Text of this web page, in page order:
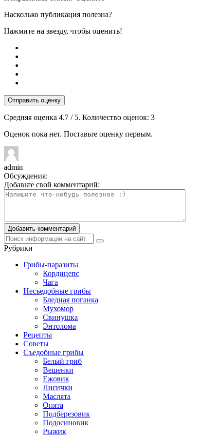
Насколько публикация полезна?
Нажмите на звезду, чтобы оценить!
Отправить оценку
Средняя оценка 4.7 / 5. Количество оценок: 3
Оценок пока нет. Поставьте оценку первым.
admin
Обсуждения:
Добавьте свой комментарий:
Рубрики
Грибы-паразиты
Кордицепс
Чага
Несъедобные грибы
Бледная поганка
Мухомор
Свинушка
Энтолома
Рецепты
Советы
Съедобные грибы
Белый гриб
Вешенки
Ежовик
Лисички
Маслята
Опята
Подберезовик
Подосиновик
Рыжик